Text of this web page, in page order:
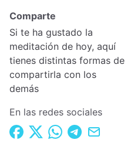
Comparte
Si te ha gustado la
meditación de hoy, aquí
tienes distintas formas de
compartirla con los
demás
En las redes sociales